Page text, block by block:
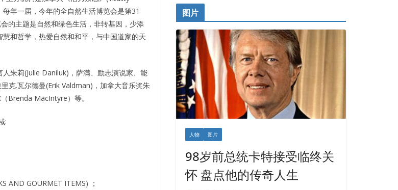
年一届，今年的全自然生活博览会是第31
的主题是自然和绿色生活，非转基因，少添
和哲学，热爱自然和和平，与中国道家的天
朱莉(Julie Daniluk)，萨满、励志演说家、能
克.瓦尔德曼(Erik Valdman)，加拿大音乐奖朱
Brenda MacIntyre）等。
:
AND GOURMET ITEMS) ；
图片
人物 图片
98岁前总统卡特接受临终关
怀 盘点他的传奇人生